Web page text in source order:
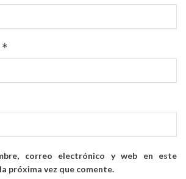
*
correo electrónico y web en este
próxima vez que comente.